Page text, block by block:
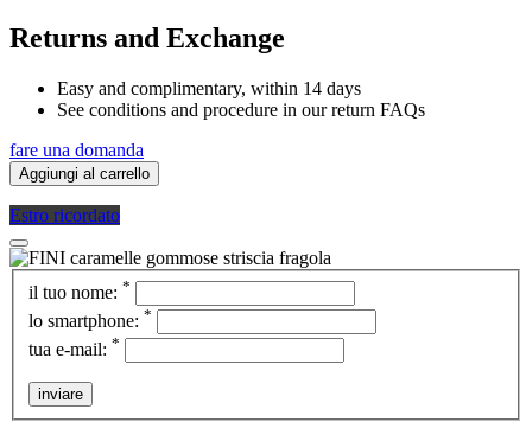
Returns and Exchange
Easy and complimentary, within 14 days
See conditions and procedure in our return FAQs
fare una domanda
Aggiungi al carrello
Estro ricordato
il tuo nome: *
lo smartphone: *
tua e-mail: *
inviare